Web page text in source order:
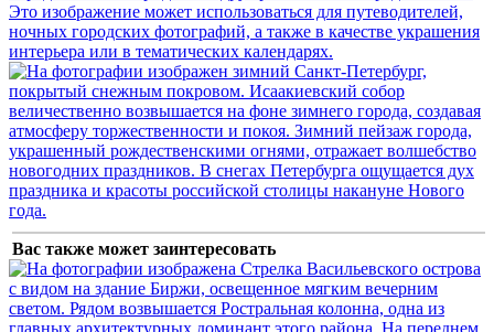
Вас также может заинтересовать